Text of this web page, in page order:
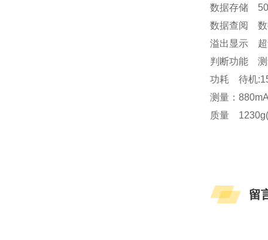
数据存储
数据查阅 数
溢出显示 超
判断功能
功耗 待机
测量：
质量
留